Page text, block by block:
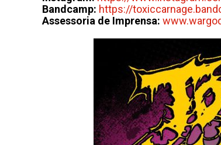
Bandcamp: https://
Assessoria de Imprensa: